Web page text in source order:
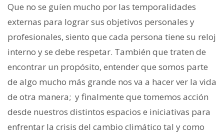
Que no se guíen mucho por las temporalidades
externas para lograr sus objetivos personales y
profesionales, siento que cada persona tiene su reloj
interno y se debe respetar. También que traten de
encontrar un propósito, entender que somos parte
de algo mucho más grande nos va a hacer ver la vida
de otra manera; y finalmente que tomemos acción
desde nuestros distintos espacios e iniciativas para
enfrentar la crisis del cambio climático tal y como